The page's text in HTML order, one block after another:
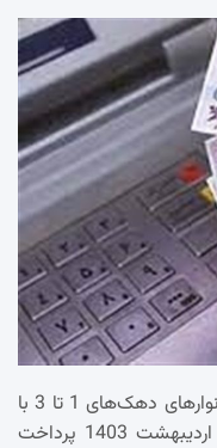
بر همین اساس، یارانه کمک‌معیشتی خانوارهای دهک‌های 1 تا 3 با
مبلغ 400 هزار تومان روز سه‌شنبه 25 اردیبهشت 1403 پرداخت